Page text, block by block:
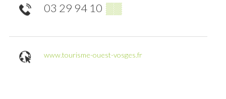
03 29 94 10 ▒▒
www.tourisme-ouest-vosges.fr